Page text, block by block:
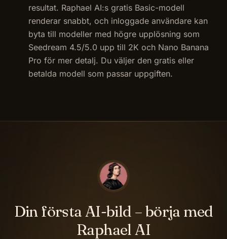
resultat. Raphael AI:s gratis Basic-modell
renderar snabbt, och inloggade användare kan
byta till modeller med högre upplösning som
Seedream 4.5/5.0 upp till 2K och Nano Banana
Pro för mer detalj. Du väljer den gratis eller
betalda modell som passar uppgiften.
Din första AI-bild – börja med
Raphael AI